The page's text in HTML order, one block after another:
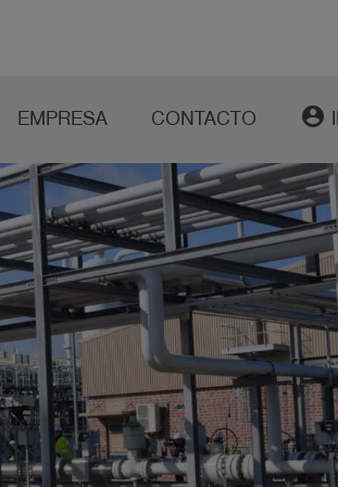
EMPRESA CONTACTO account_circle